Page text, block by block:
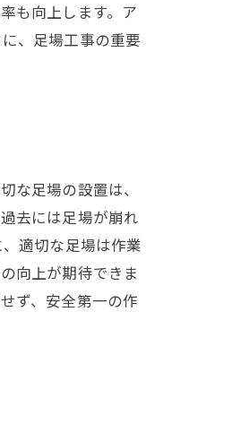
も向上します。ア
、足場工事の重要
な足場の設置は、
去には足場が崩れ
適切な足場は作業
向上が期待できま
ず、安全第一の作